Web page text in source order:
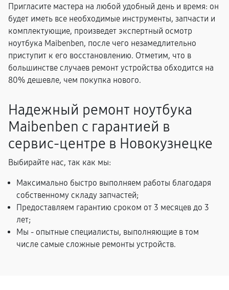
Пригласите мастера на любой удобный день и время: он
будет иметь все необходимые инструменты, запчасти и
комплектующие, произведет экспертный осмотр
ноутбука Maibenben, после чего незамедлительно
приступит к его восстановлению. Отметим, что в
большинстве случаев ремонт устройства обходится на
80% дешевле, чем покупка нового.
Надежный ремонт ноутбука
Maibenben с гарантией в
сервис-центре в Новокузнецке
Выбирайте нас, так как мы:
Максимально быстро выполняем работы благодаря
собственному складу запчастей;
Предоставляем гарантию сроком от 3 месяцев до 3
лет;
Мы - опытные специалисты, выполняющие в том
числе самые сложные ремонты устройств.